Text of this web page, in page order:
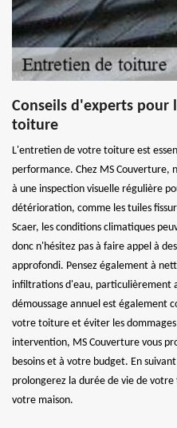
Conseils d'experts
toiture
L'entretien de votre toiture est
performance. Chez MS Couverture,
à une inspection visuelle régulière
détérioration, comme les tuiles
Scaer, les conditions climatiques
donc n'hésitez pas à faire appel à
approfondi. Pensez également à
infiltrations d'eau, particulièrement
démoussage annuel est également
votre toiture et éviter les
intervention, MS Couverture vous
besoins et à votre budget. En
prolongerez la durée de vie de
votre maison.